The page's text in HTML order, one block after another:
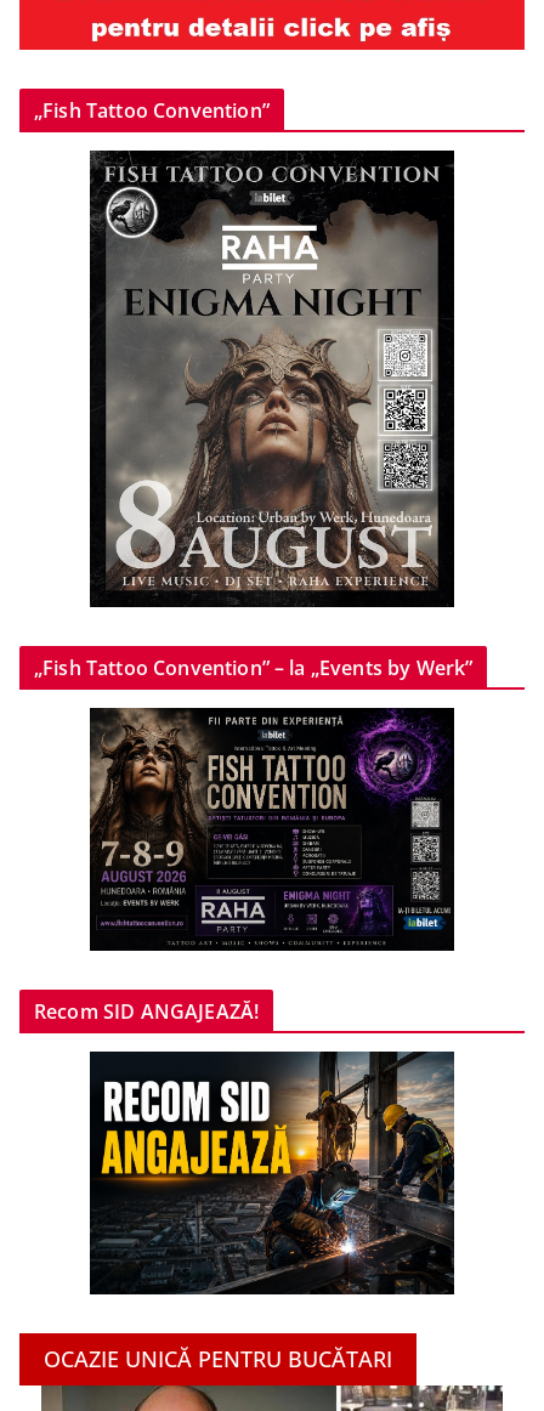
„Fish Tattoo Convention”
„Fish Tattoo Convention” – la „Events by Werk”
Recom SID ANGAJEAZĂ!
OCAZIE UNICĂ PENTRU BUCĂTARI